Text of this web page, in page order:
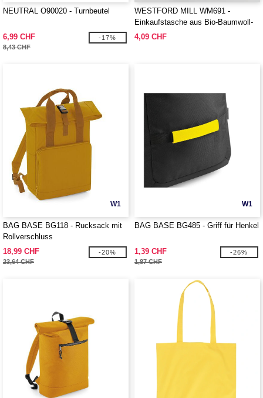
NEUTRAL O90020 - Turnbeutel
6,99 CHF
8,43 CHF
-17%
WESTFORD MILL WM691 -
Einkaufstasche aus Bio-Baumwoll-
Twill
4,09 CHF
W1
BAG BASE BG118 - Rucksack mit
Rollverschluss
18,99 CHF
23,64 CHF
-20%
W1
BAG BASE BG485 - Griff für Henkel
1,39 CHF
1,87 CHF
-26%